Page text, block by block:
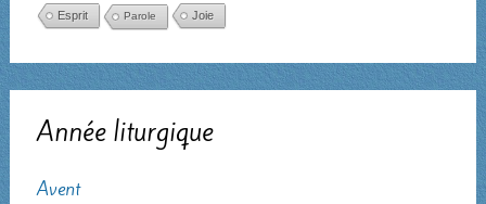
Esprit Parole Joie
Année liturgique
Avent